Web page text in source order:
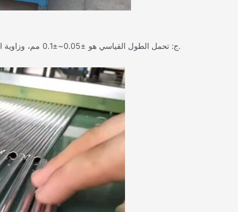
ج: تحمل الطول القياسي هو ±0.05~±0.1 مم، وزاوية القطع هي ±0.05°، مما يفي بمتطلبات معظم معالجة الأنابيب الدقيقة.